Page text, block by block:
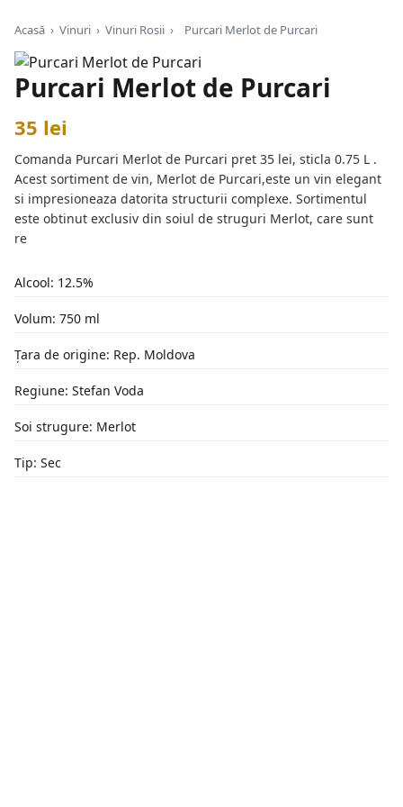
Acasă › Vinuri › Vinuri Rosii › Purcari Merlot de Purcari
Purcari Merlot de Purcari
35 lei
Comanda Purcari Merlot de Purcari pret 35 lei, sticla 0.75 L .
Acest sortiment de vin, Merlot de Purcari,este un vin elegant
si impresioneaza datorita structurii complexe. Sortimentul
este obtinut exclusiv din soiul de struguri Merlot, care sunt
re
Alcool: 12.5%
Volum: 750 ml
Țara de origine: Rep. Moldova
Regiune: Stefan Voda
Soi strugure: Merlot
Tip: Sec